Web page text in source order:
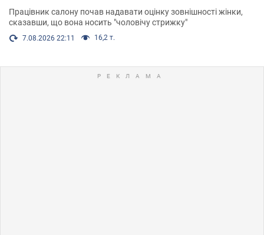
Працівник салону почав надавати оцінку зовнішності жінки,
сказавши, що вона носить "чоловічу стрижку"
7.08.2026 22:11 16,2 т.